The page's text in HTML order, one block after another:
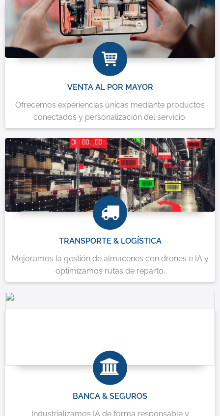
VENTA AL POR MAYOR
Ofrecemos experiencias únicas mediante productos
conectados y personalización del servicio.
TRANSPORTE & LOGÍSTICA
Mejoramos la gestión de almacenes con drones e IA y
optimizamos rutas de reparto.
BANCA & SEGUROS
Industrializamos IA de forma responsable y